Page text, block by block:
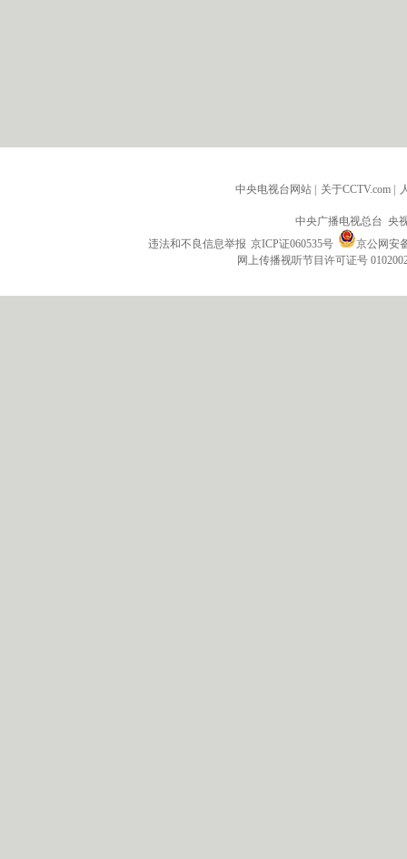
中央电视台网站 | 关于CCTV.com |
中央广播电视总台 央
违法和不良信息举报 京ICP证060535号
京公网安
网上传播视听节目许可证号